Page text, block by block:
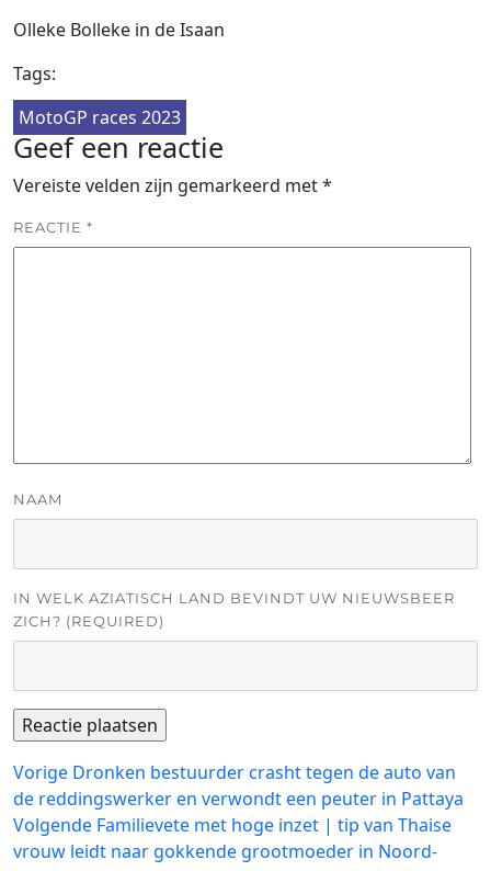
Olleke Bolleke in de Isaan
Tags:
MotoGP races 2023
Geef een reactie
Vereiste velden zijn gemarkeerd met*
REACTIE *
NAAM
IN WELK AZIATISCH LAND BEVINDT UW NIEUWSBEER
ZICH? (REQUIRED)
Bericht
navigatie
Vorige Vorig
bericht:
Dronken bestuurder crasht tegen de auto van
de reddingswerker en verwondt een peuter in Pattaya
Volgende Volgend
bericht:
Familievete met hoge inzet | tip van Thaise
vrouw leidt naar gokkende grootmoeder in Noord-